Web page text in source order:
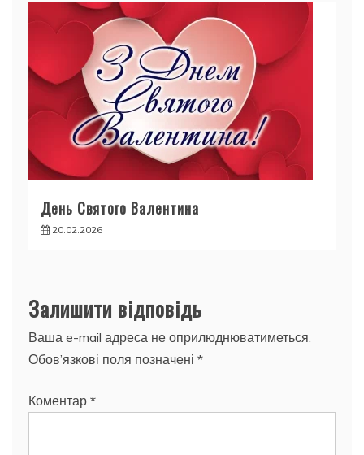
День Святого Валентина
20.02.2026
Залишити відповідь
Ваша e-mail адреса не оприлюднюватиметься.
Обов’язкові поля позначені *
Коментар *